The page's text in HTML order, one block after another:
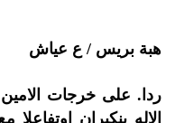
هبة بريس / ع عياش
ردا. على خرجات الامين
الإله بنكيران